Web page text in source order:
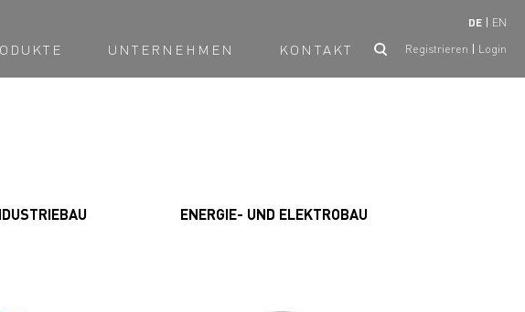
DE EN
UNTERNEHMEN KONTAKT Registrieren Login
ENERGIE- UND ELEKTROBAU